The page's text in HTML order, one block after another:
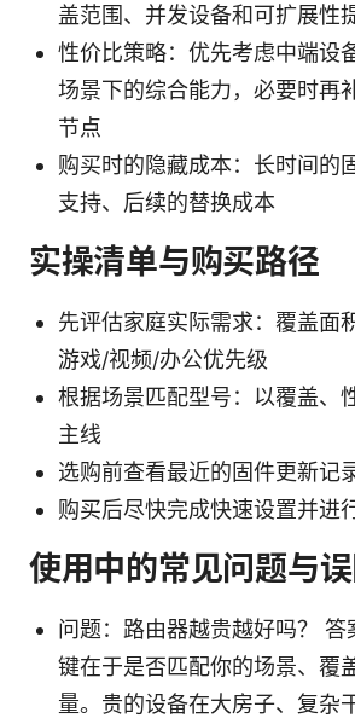
盖范围、并发设备和可扩展性
性价比策略：优先考虑中端设
场景下的综合能力，必要时再
节点
购买时的隐藏成本：长时间的
支持、后续的替换成本
实操清单与购买路径
先评估家庭实际需求：覆盖面
游戏/视频/办公优先级
根据场景匹配型号：以覆盖、
主线
选购前查看最近的固件更新记
购买后尽快完成快速设置并进
使用中的常见问题与
问题：路由器越贵越好吗？ 答
键在于是否匹配你的场景、覆
量。贵的设备在大房子、复杂